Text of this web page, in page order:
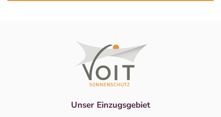
Unser Einzugsgebiet